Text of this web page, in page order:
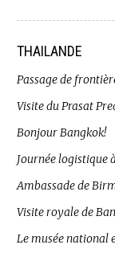
THAILANDE
Passage de
Visite du Prasat
Bonjour Bangkok!
Journée logistique
Ambassade de
Visite royale de
Le musée national